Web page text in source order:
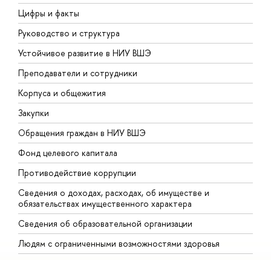
Цифры и факты
Руководство и структура
Устойчивое развитие в НИУ ВШЭ
Преподаватели и сотрудники
Корпуса и общежития
Закупки
Обращения граждан в НИУ ВШЭ
Фонд целевого капитала
Противодействие коррупции
Сведения о доходах, расходах, об имуществе и
обязательствах имущественного характера
Сведения об образовательной организации
Людям с ограниченными возможностями здоровья